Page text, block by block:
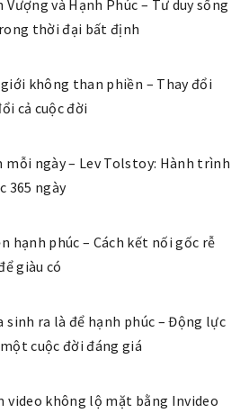
và Hạnh Phúc – Tư duy sống
thời đại bất định
không than phiền – Thay đổi
cả cuộc đời
mỗi ngày – Lev Tolstoy: Hành trình
365 ngày
hạnh phúc – Cách kết nối gốc rễ
giàu có
sinh ra là để hạnh phúc – Động lực
cuộc đời đáng giá
video không lộ mặt bằng Invideo